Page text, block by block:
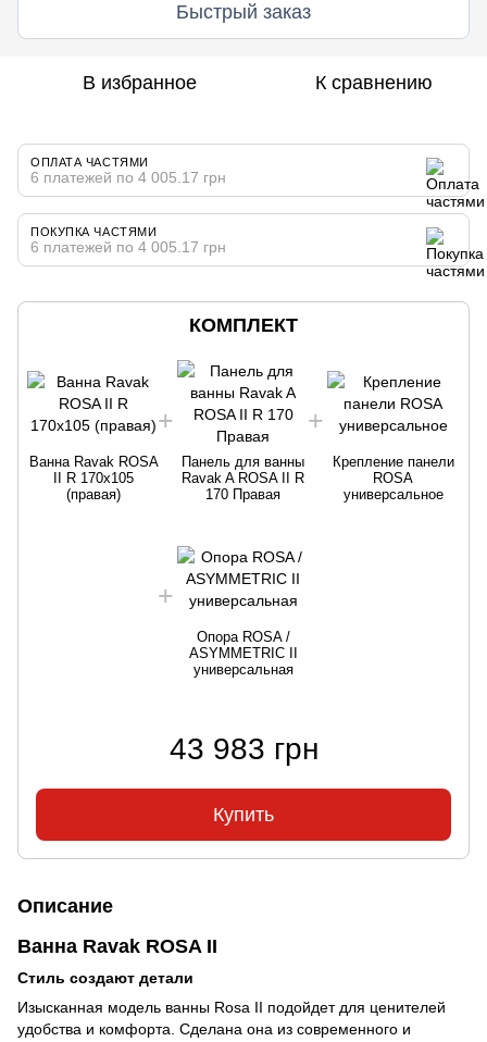
Быстрый заказ
В избранное К сравнению
ОПЛАТА ЧАСТЯМИ
6 платежей по 4 005.17 грн
ПОКУПКА ЧАСТЯМИ
6 платежей по 4 005.17 грн
КОМПЛЕКТ
Ванна Ravak ROSA
II R 170х105
(правая)
Панель для ванны
Ravak A ROSA II R
170 Правая
Крепление панели
ROSA
универсальное
Опора ROSA /
ASYMMETRIC II
универсальная
43 983 грн
Купить
Описание
Ванна Ravak ROSA II
Стиль создают детали
Изысканная модель ванны Rosa II подойдет для ценителей
удобства и комфорта. Сделана она из современного и